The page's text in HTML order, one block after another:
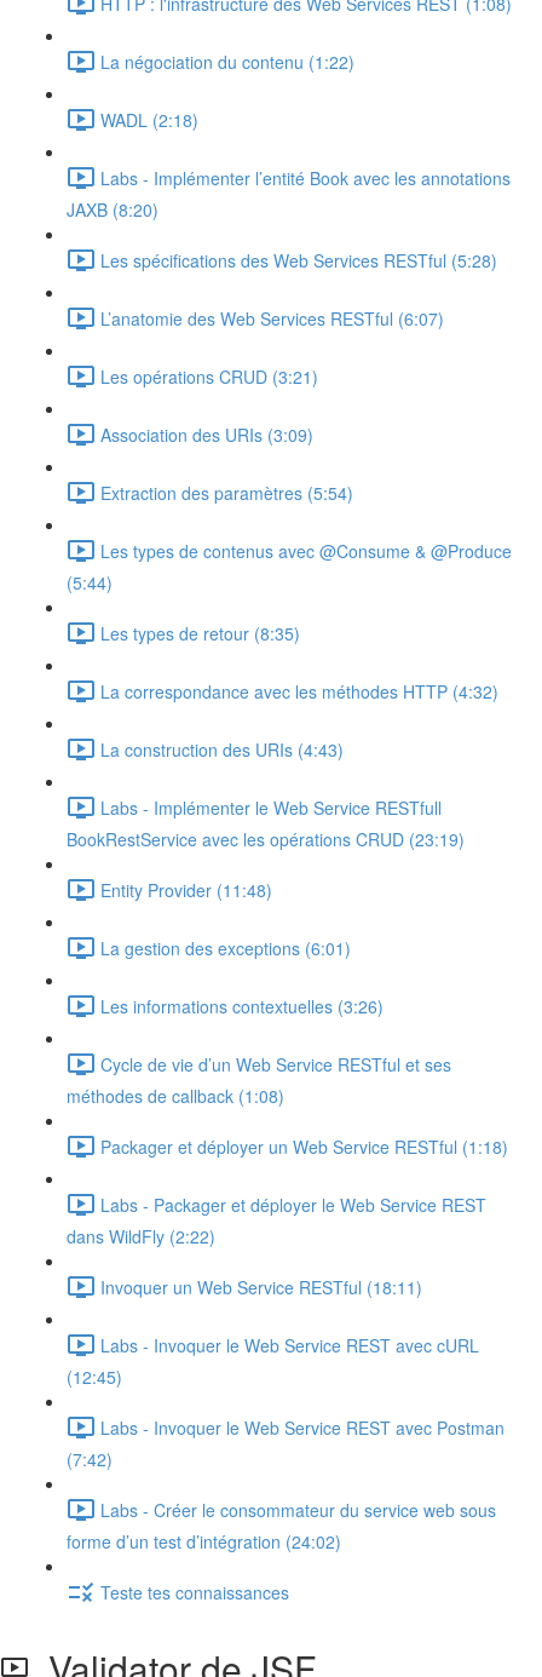
La négociation du contenu (1:22)
WADL (2:18)
Labs - Implémenter l’entité Book avec les annotations
JAXB (8:20)
Les spécifications des Web Services RESTful (5:28)
L’anatomie des Web Services RESTful (6:07)
Les opérations CRUD (3:21)
Association des URIs (3:09)
Extraction des paramètres (5:54)
Les types de contenus avec @Consume & @Produce
(5:44)
Les types de retour (8:35)
La correspondance avec les méthodes HTTP (4:32)
La construction des URIs (4:43)
Labs - Implémenter le Web Service RESTfull
BookRestService avec les opérations CRUD (23:19)
Entity Provider (11:48)
La gestion des exceptions (6:01)
Les informations contextuelles (3:26)
Cycle de vie d’un Web Service RESTful et ses
méthodes de callback (1:08)
Packager et déployer un Web Service RESTful (1:18)
Labs - Packager et déployer le Web Service REST
dans WildFly (2:22)
Invoquer un Web Service RESTful (18:11)
Labs - Invoquer le Web Service REST avec cURL
(12:45)
Labs - Invoquer le Web Service REST avec Postman
(7:42)
Labs - Créer le consommateur du service web sous
forme d’un test d’intégration (24:02)
Teste tes connaissances